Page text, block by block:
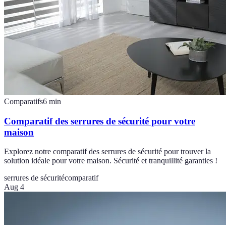
Comparatifs6 min
Comparatif des serrures de sécurité pour votre
maison
Explorez notre comparatif des serrures de sécurité pour trouver la
solution idéale pour votre maison. Sécurité et tranquillité garanties !
serrures de sécuritécomparatif
Aug 4